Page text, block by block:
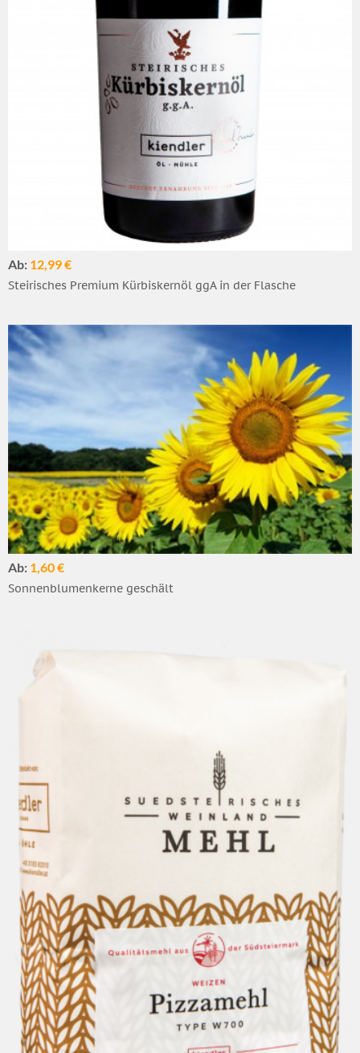
Ab: 12,99 €
Steirisches Premium Kürbiskernöl ggA in der Flasche
Ab: 1,60 €
Sonnenblumenkerne geschält